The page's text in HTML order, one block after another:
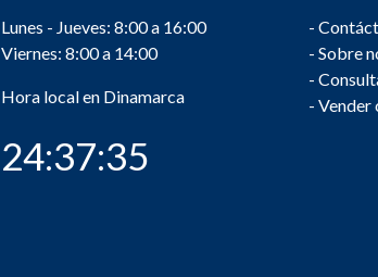
Lunes - Jueves: 8:00 a 16:00
Viernes: 8:00 a 14:00
Hora local en Dinamarca
24:37:35
-
- Sobre
-
- Vender